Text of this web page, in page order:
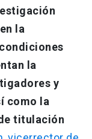
la
la
y
como la
titulación